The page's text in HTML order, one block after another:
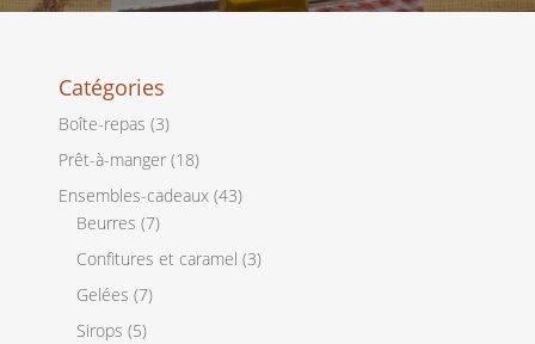
Catégories
Boîte-repas (3)
Prêt-à-manger (18)
Ensembles-cadeaux (43)
Beurres (7)
Confitures et caramel (3)
Gelées (7)
Sirops (5)